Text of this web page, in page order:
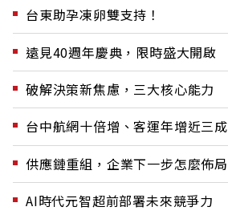
台東助孕凍卵雙支持！
遠見40週年慶典，限時盛大開啟
破解決策新焦慮，三大核心能力
台中航網十倍增、客運年增近三成
供應鏈重組，企業下一步怎麼佈局
AI時代元智超前部署未來競爭力